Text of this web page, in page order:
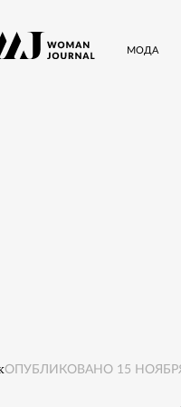
МОДА
ОПУБЛИКОВАНО 15